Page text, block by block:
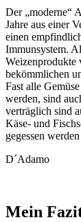
Der „moderne“
Jahre aus einer
einen
Immunsystem.
Weizenprodukte
bekömmlichen
Fast alle
werden, sind
verträglich sind
Käse- und
gegessen
D´Adamo
Mein